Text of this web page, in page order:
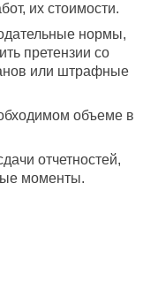
их стоимости.
нормы,
претензии со
или штрафные
объеме в
отчетностей,
моменты.